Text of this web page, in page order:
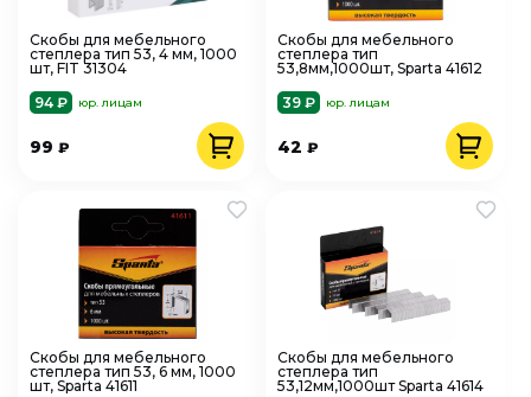
Скобы для мебельного
степлера тип 53, 4 мм, 1000
шт, FIT 31304
94 ₽
юр. лицам
99 ₽
Скобы для мебельного
степлера тип
53,8мм,1000шт, Sparta 41612
39 ₽
юр. лицам
42₽
Скобы для мебельного
степлера тип 53, 6 мм, 1000
шт, Sparta 41611
Скобы для мебельного
степлера тип
53,12мм,1000шт Sparta 41614